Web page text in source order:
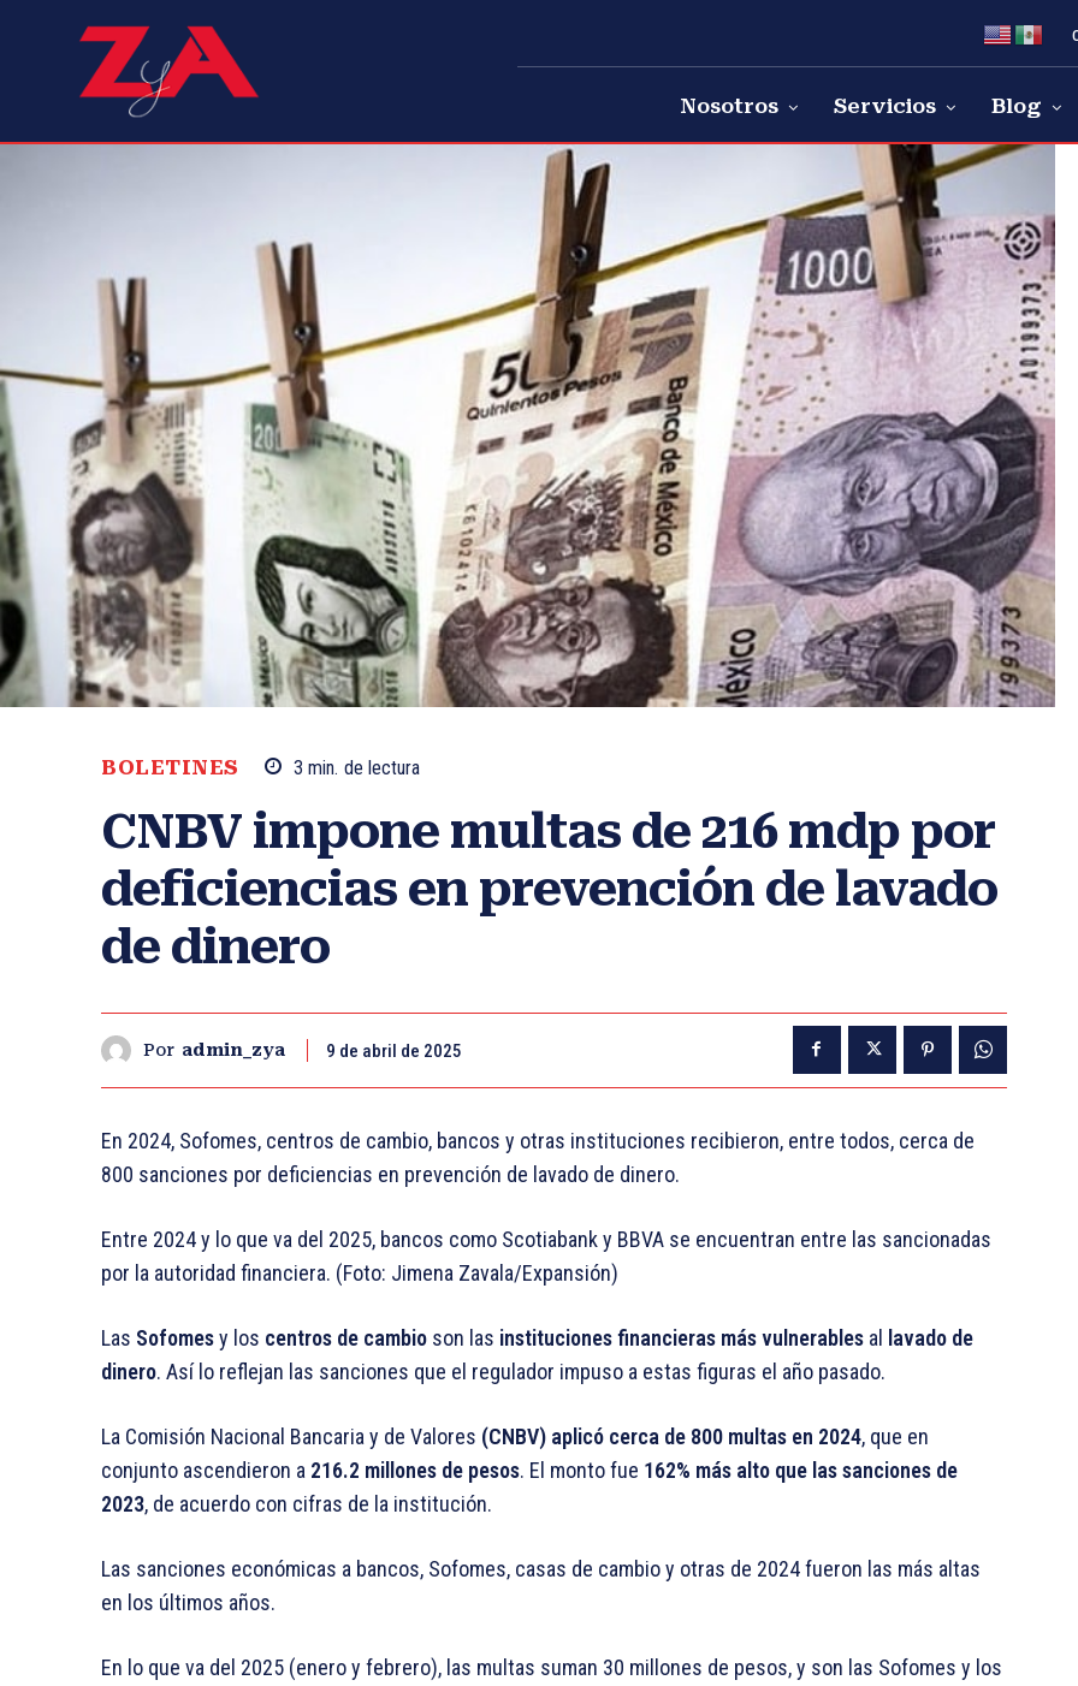
Nosotros Servicios Blog
BOLETINES 3 min. de lectura
CNBV impone multas de 216 mdp por
deficiencias en prevención de lavado
de dinero
Por admin_zya 9 de abril de 2025
En 2024, Sofomes, centros de cambio, bancos y otras instituciones recibieron, entre todos, cerca de
800 sanciones por deficiencias en prevención de lavado de dinero.
Entre 2024 y lo que va del 2025, bancos como Scotiabank y BBVA se encuentran entre las sancionadas
por la autoridad financiera. (Foto: Jimena Zavala/Expansión)
Las Sofomesy los centros de cambio son las instituciones financieras más vulnerables al
lavado de
dinero. Así lo reflejan las sanciones que el regulador impuso a estas figuras el año pasado.
La Comisión Nacional Bancaria y de Valores (CNBV) aplicó cerca de 800 multas en 2024, que en
conjunto ascendieron a 216.2 millones de pesos. El monto fue 162% más alto que las sanciones de
2023, de acuerdo con cifras de la institución.
Las sanciones económicas a bancos, Sofomes, casas de cambio y otras de 2024 fueron las más altas
en los últimos años.
En lo que va del 2025 (enero y febrero), las multas suman 30 millones de pesos, y son las Sofomes y los